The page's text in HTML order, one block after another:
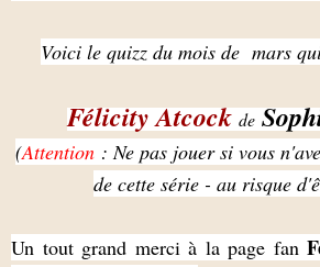
Voici le quizz du mois de mars
Félicity Atcock de
(Attention : Ne pas jouer si vous
de cette série - au risque
Un tout grand merci à la page fan